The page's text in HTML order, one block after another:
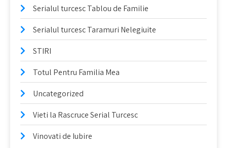
Serialul turcesc Tablou de Familie
Serialul turcesc Taramuri Nelegiuite
STIRI
Totul Pentru Familia Mea
Uncategorized
Vieti la Rascruce Serial Turcesc
Vinovati de Iubire